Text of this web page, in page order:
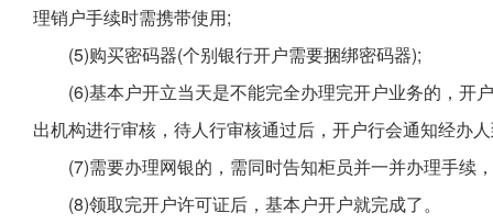
理销户手续时需携带使用;
(5)购买密码器(个别银行开户需要捆绑密码器);
(6)基本户开立当天是不能完全办理完开户业务的，开
出机构进行审核，待人行审核通过后，开户行会通知经办
(7)需要办理网银的，需同时告知柜员并一并办理手续
(8)领取完开户许可证后，基本户开户就完成了。